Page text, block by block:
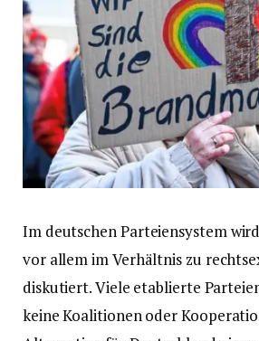
Im deutschen Parteiensystem
vor allem im Verhältnis zu
diskutiert. Viele etablierte
keine Koalitionen oder